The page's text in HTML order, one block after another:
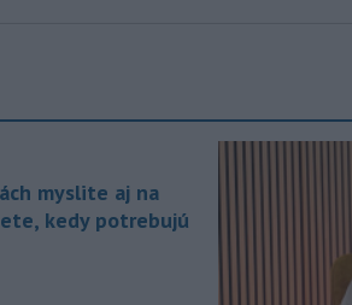
myslite aj na
kedy potrebujú